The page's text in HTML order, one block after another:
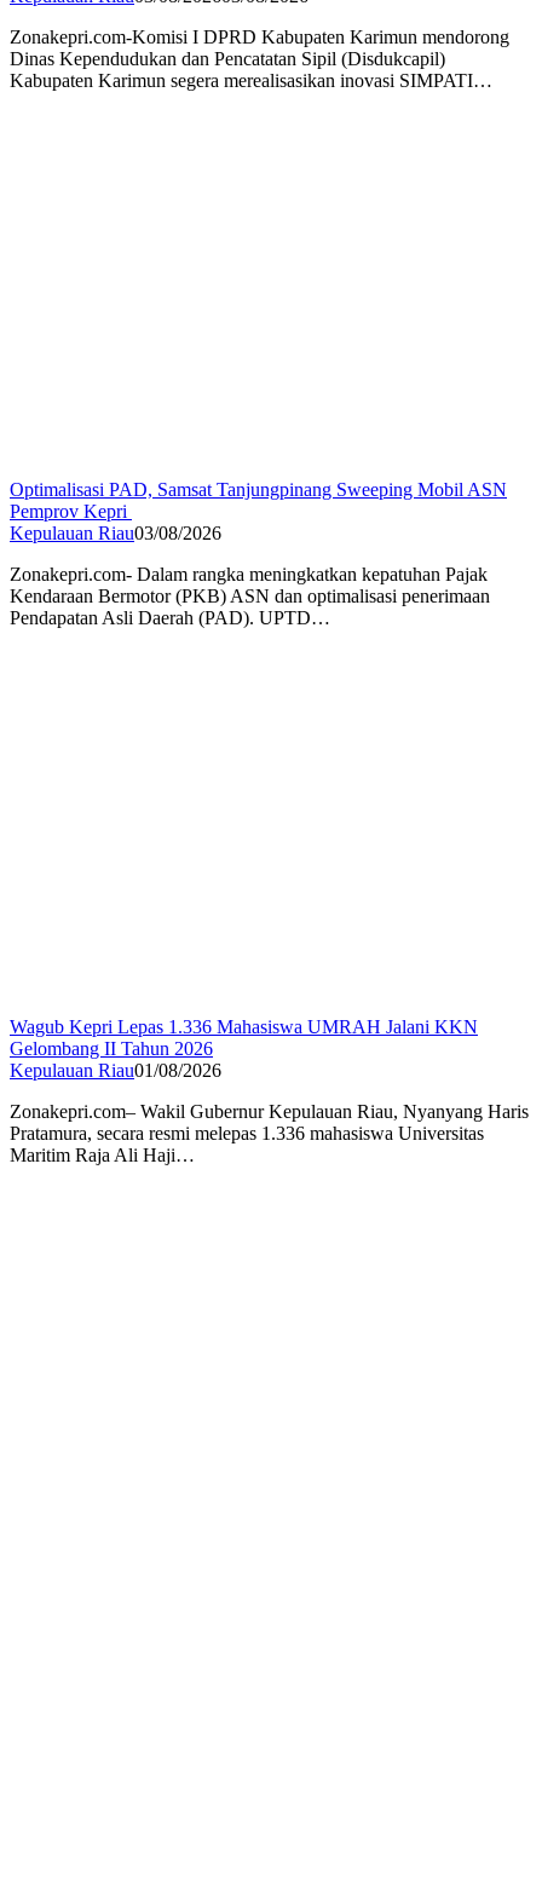
Zonakepri.com-Komisi I DPRD Kabupaten Karimun mendorong
Dinas Kependudukan dan Pencatatan Sipil (Disdukcapil)
Kabupaten Karimun segera merealisasikan inovasi SIMPATI…
Optimalisasi PAD, Samsat Tanjungpinang Sweeping Mobil ASN
Pemprov Kepri
Kepulauan Riau03/08/2026
Zonakepri.com- Dalam rangka meningkatkan kepatuhan Pajak
Kendaraan Bermotor (PKB) ASN dan optimalisasi penerimaan
Pendapatan Asli Daerah (PAD). UPTD…
Wagub Kepri Lepas 1.336 Mahasiswa UMRAH Jalani KKN
Gelombang II Tahun 2026
Kepulauan Riau01/08/2026
Zonakepri.com– Wakil Gubernur Kepulauan Riau, Nyanyang Haris
Pratamura, secara resmi melepas 1.336 mahasiswa Universitas
Maritim Raja Ali Haji…